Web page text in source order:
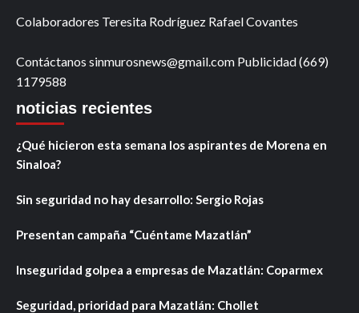
Colaboradores Teresita Rodríguez Rafael Covantes
Contáctanos sinmurosnews@gmail.com Publicidad (669)
1179588
noticias recientes
¿Qué hicieron esta semana los aspirantes de Morena en
Sinaloa?
Sin seguridad no hay desarrollo: Sergio Rojas
Presentan campaña “Cuéntame Mazatlán”
Inseguridad golpea a empresas de Mazatlán: Coparmex
Seguridad, prioridad para Mazatlán: Chollet